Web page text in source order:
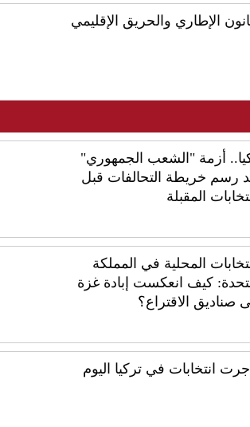
الإطاري والحريق الإقليمي
أزمة "الشعب الجمهوري"
رسم خريطة التحالفات قبل
المقبلة
المحلية في المملكة
كيف انعكست إبادة غزة
صناديق الاقتراع؟
انتخابات في تركيا اليوم